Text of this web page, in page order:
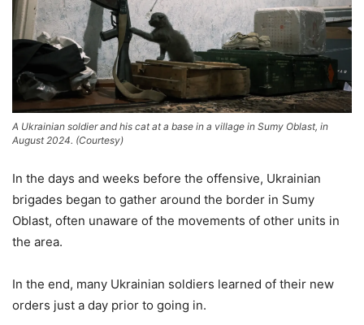
A Ukrainian soldier and his cat at a base in a village in Sumy Oblast, in
August 2024. (Courtesy)
In the days and weeks before the offensive, Ukrainian
brigades began to gather around the border in Sumy
Oblast, often unaware of the movements of other units in
the area.
In the end, many Ukrainian soldiers learned of their new
orders just a day prior to going in.